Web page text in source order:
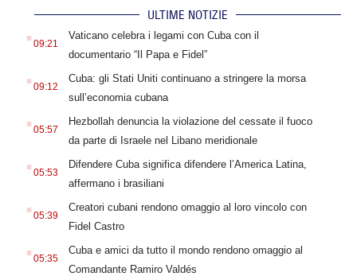
ULTIME NOTIZIE
. 09:21
Vaticano celebra i legami con Cuba con il
documentario “Il Papa e Fidel”
. 09:12
Cuba: gli Stati Uniti continuano a stringere la morsa
sull’economia cubana
. 05:57
Hezbollah denuncia la violazione del cessate il fuoco
da parte di Israele nel Libano meridionale
. 05:53
Difendere Cuba significa difendere l’America Latina,
affermano i brasiliani
. 05:39
Creatori cubani rendono omaggio al loro vincolo con
Fidel Castro
. 05:35
Cuba e amici da tutto il mondo rendono omaggio al
Comandante Ramiro Valdés